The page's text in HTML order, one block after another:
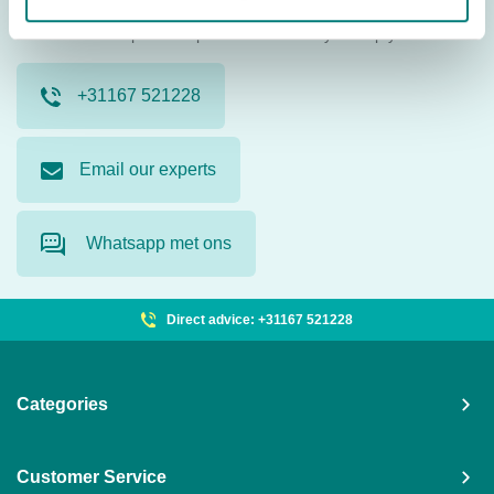
+31167 521228
Email our experts
Whatsapp met ons
Direct advice: +31167 521228
Categories
Customer Service